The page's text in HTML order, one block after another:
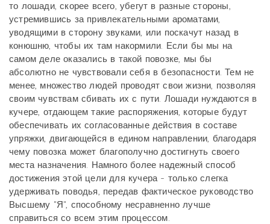
то лошади, скорее всего, убегут в разные стороны,
устремившись за привлекательными ароматами,
уводящими в сторону звуками, или поскачут назад в
конюшню, чтобы их там накормили. Если бы мы на
самом деле оказались в такой повозке, мы бы
абсолютно не чувствовали себя в безопасности. Тем не
менее, множество людей проводят свои жизни, позволяя
своим чувствам сбивать их с пути. Лошади нуждаются в
кучере, отдающем такие распоряжения, которые будут
обеспечивать их согласованные действия в составе
упряжки, двигающейся в едином направлении, благодаря
чему повозка может благополучно достигнуть своего
места назначения. Намного более надежный способ
достижения этой цели для кучера - только слегка
удерживать поводья, передав фактическое руководство
Высшему "Я", способному несравненно лучше
справиться со всем этим процессом.